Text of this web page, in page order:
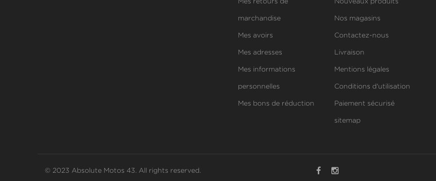
Mes retours de
marchandise
Mes avoirs
Mes adresses
Mes informations
personnelles
Mes bons de réduction
Nouveaux produits
Nos magasins
Contactez-nous
Livraison
Mentions légales
Conditions d'utilisation
Paiement sécurisé
sitemap
© 2023 Absolute Motos 43. All rights reserved.